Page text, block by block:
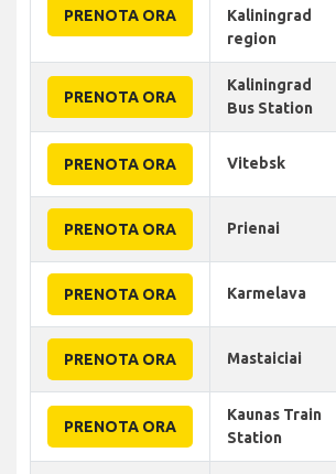
PRENOTA ORA
Kaliningrad
region
PRENOTA ORA
Kaliningrad
Bus Station
PRENOTA ORA Vitebsk
PRENOTA ORA Prienai
PRENOTA ORA Karmelava
PRENOTA ORA Mastaiciai
PRENOTA ORA
Kaunas Train
Station